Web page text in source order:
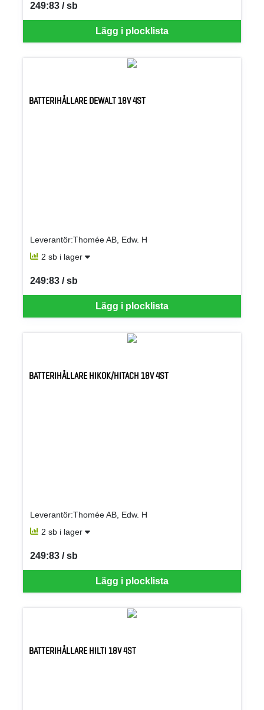
Lägg i plocklista
249:83 / sb
SEK per SB
BATTERIHÅLLARE DEWALT 18V 4ST
Leverantör:Thomée AB, Edw. H
2 sb i lager
Lägg i plocklista
249:83 / sb
SEK per SB
BATTERIHÅLLARE HIKOK/HITACH 18V 4ST
Leverantör:Thomée AB, Edw. H
2 sb i lager
Lägg i plocklista
249:83 / sb
SEK per SB
BATTERIHÅLLARE HILTI 18V 4ST